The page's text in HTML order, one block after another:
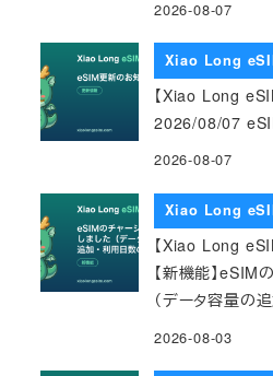
2026-08-07
Xiao Long
【Xiao Long
2026/08/07
2026-08-07
Xiao Long
【Xiao Long
【新機能】eSIM
（データ容量の
2026-08-03